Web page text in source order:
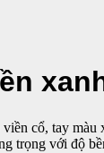
cổ, tay
trọng với độ